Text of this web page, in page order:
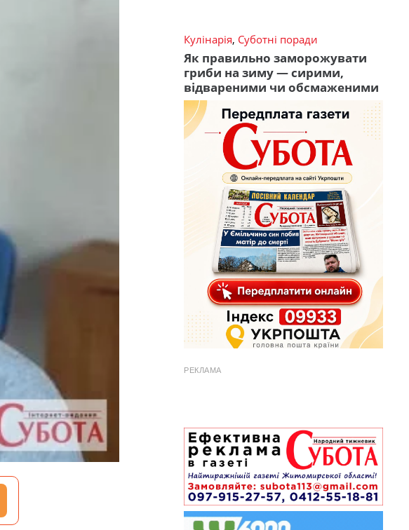
Кулінарія, Суботні поради
Як правильно заморожувати
гриби на зиму — сирими,
відвареними чи обсмаженими
РЕКЛАМА